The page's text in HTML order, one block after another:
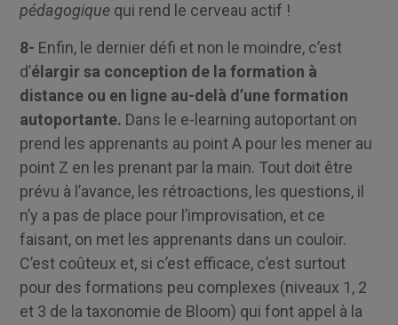
pédagogique qui rend le cerveau actif !
8- Enfin, le dernier défi et non le moindre, c’est
d’élargir sa conception de la formation à
distance ou en ligne au-delà d’une formation
autoportante. Dans le e-learning autoportant on
prend les apprenants au point A pour les mener au
point Z en les prenant par la main. Tout doit être
prévu à l’avance, les rétroactions, les questions, il
n’y a pas de place pour l’improvisation, et ce
faisant, on met les apprenants dans un couloir.
C’est coûteux et, si c’est efficace, c’est surtout
pour des formations peu complexes (niveaux 1, 2
et 3 de la taxonomie de Bloom) qui font appel à la